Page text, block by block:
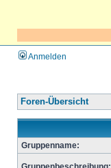
Anmelden
Foren-Übersicht
Gruppenname: